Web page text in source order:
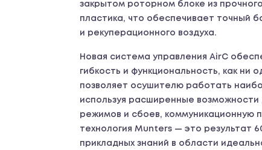
закрытом роторном блоке из
пластика, что обеспечивает точный
и рекуперационного воздуха.
Новая система управления AirC
гибкость и функциональность, как ни
позволяет осушителю работать
используя расширенные возможности
режимов и сбоев, коммуникационную
технология Munters — это результат
прикладных знаний в области